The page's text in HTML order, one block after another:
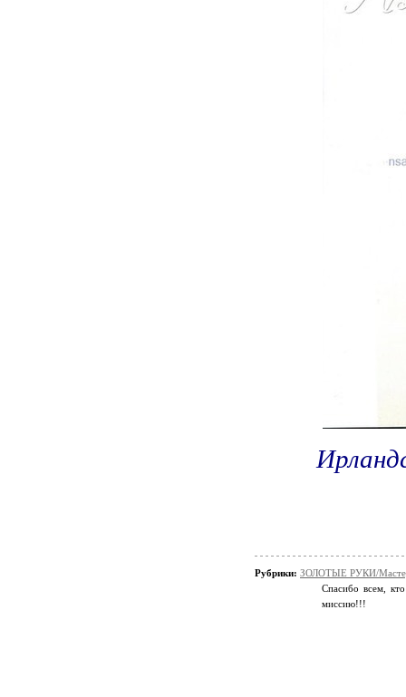
Рубрики: ЗОЛОТЫЕ РУКИ/
Спасибо всем,
миссию!!!